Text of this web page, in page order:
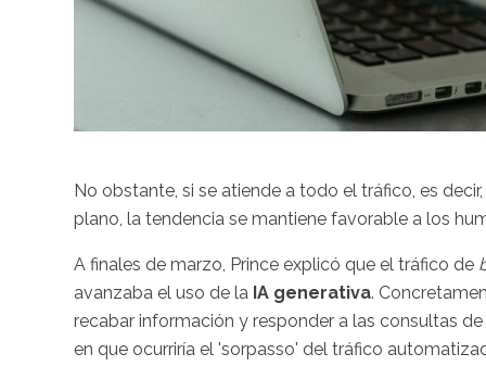
No obstante, si se atiende a todo el tráfico, es
plano, la tendencia se mantiene favorable a los
A finales de marzo, Prince explicó que el tráfico de
avanzaba el uso de la IA generativa.
recabar información y responder a las consultas
en que ocurriría el 'sorpasso' del tráfico